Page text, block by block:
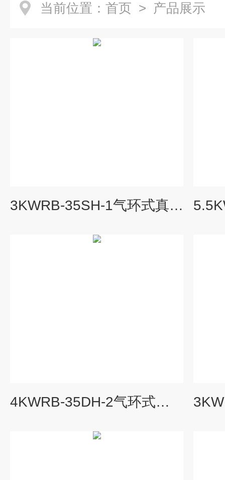
当前位置： 首页 > 产品展示
3KWRB-35SH-1气环式真空泵工业高压气泵大压力
4KWRB-35DH-2气环式真空泵高压漩涡气泵